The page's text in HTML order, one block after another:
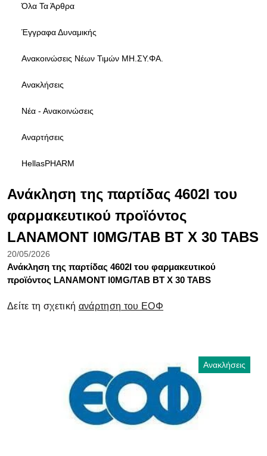
Όλα Τα Άρθρα
Έγγραφα Δυναμικής
Ανακοινώσεις Νέων Τιμών ΜΗ.ΣΥ.ΦΑ.
Ανακλήσεις
Νέα - Ανακοινώσεις
Αναρτήσεις
HellasPHARM
Ανάκληση της παρτίδας 4602I του
φαρμακευτικού προϊόντος
LANAMONT l0MG/TAB ΒΤ Χ 30 TABS
20/05/2026
Ανάκληση της παρτίδας 4602 του φαρμακευτικού
προϊόντος LANAMONT l0MG/TAB ΒΤ Χ 30 TABS
Δείτε τη σχετική ανάρτηση του ΕΟΦ
Ανακλήσεις